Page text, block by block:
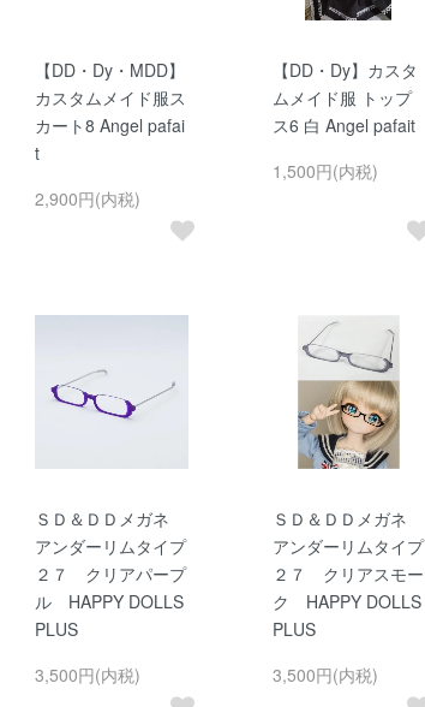
【DD・Dy・MDD】
カスタムメイド服ス
カート8 Angel pafai
t
2,900円(内税)
【DD・Dy】カスタ
ムメイド服 トップ
ス6 白 Angel pafait
1,500円(内税)
ＳＤ＆ＤＤメガネ
アンダーリムタイプ
２７ クリアパープ
ル HAPPY DOLLS
PLUS
3,500円(内税)
ＳＤ＆ＤＤメガネ
アンダーリムタイプ
２７ クリアスモー
ク HAPPY DOLLS
PLUS
3,500円(内税)